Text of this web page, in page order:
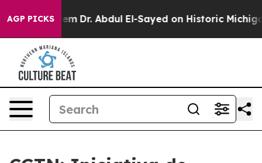
AGP PICKS
Problem Dr. Abdul El-Sayed on Historic Michigan